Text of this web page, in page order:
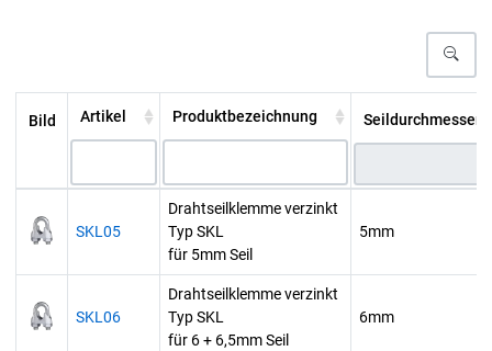
Bild Artikel Produktbezeichnung Seildurchmesser
SKL05
Drahtseilklemme verzinkt
Typ SKL
für 5mm Seil
5mm
SKL06
Drahtseilklemme verzinkt
Typ SKL
für 6 + 6,5mm Seil
6mm